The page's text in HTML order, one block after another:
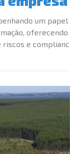
aliados na
e
empresa
um papel
e compliance